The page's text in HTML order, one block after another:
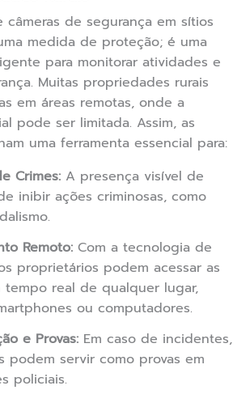
câmeras de segurança em sítios
medida de proteção; é uma
para monitorar atividades e
Muitas propriedades rurais
em áreas remotas, onde a
pode ser limitada. Assim, as
uma ferramenta essencial para:
Crimes: A presença visível de
inibir ações criminosas, como
Remoto: Com a tecnologia de
proprietários podem acessar as
tempo real de qualquer lugar,
ou computadores.
e Provas: Em caso de incidentes,
podem servir como provas em
policiais.